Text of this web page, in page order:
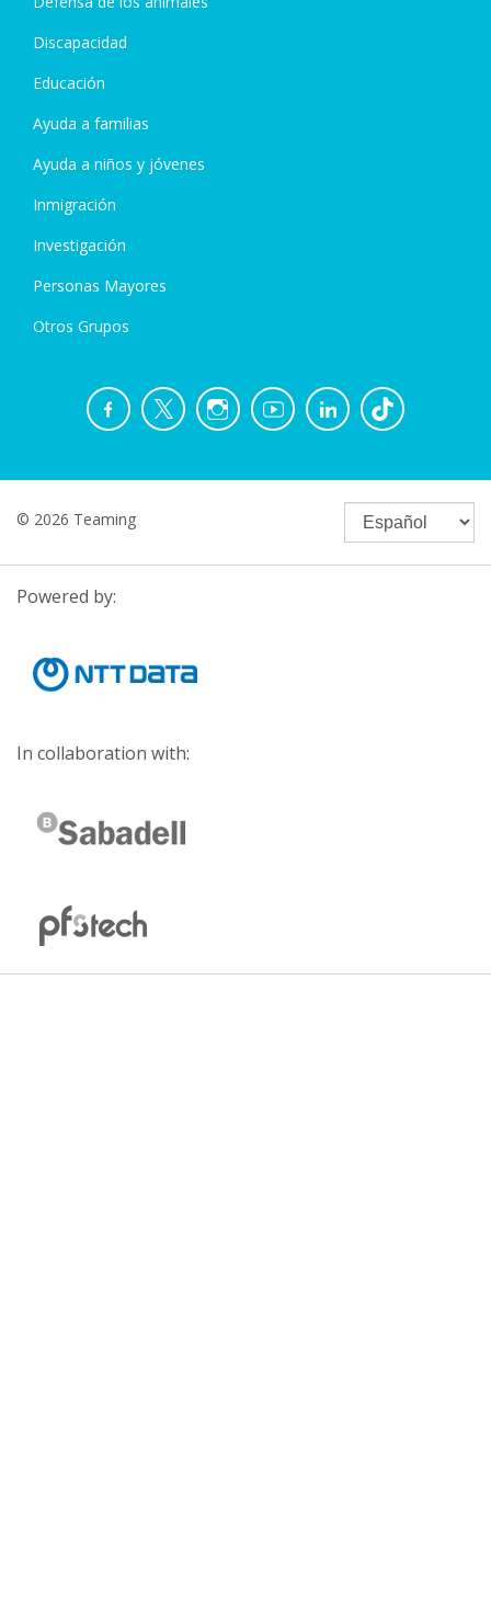
Discapacidad
Educación
Ayuda a familias
Ayuda a niños y jóvenes
Inmigración
Investigación
Personas Mayores
Otros Grupos
© 2026 Teaming
Powered by:
In collaboration with: